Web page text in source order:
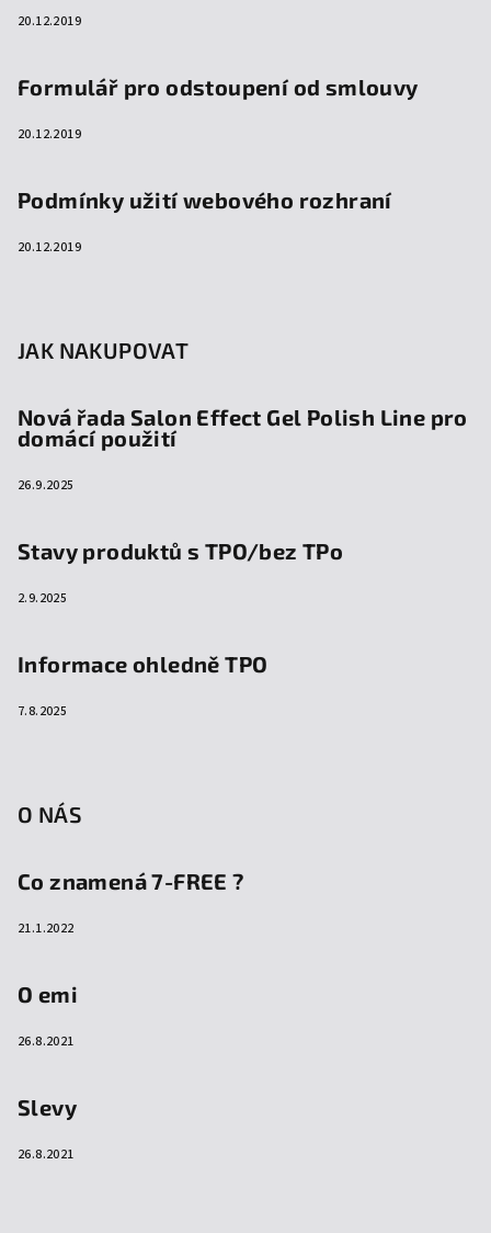
20.12.2019
Formulář pro odstoupení od smlouvy
20.12.2019
Podmínky užití webového rozhraní
20.12.2019
JAK NAKUPOVAT
Nová řada Salon Effect Gel Polish Line pro
domácí použití
26.9.2025
Stavy produktů s TPO/bez TPo
2.9.2025
Informace ohledně TPO
7.8.2025
O NÁS
Co znamená 7-FREE ?
21.1.2022
O emi
26.8.2021
Slevy
26.8.2021